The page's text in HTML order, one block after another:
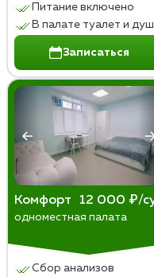
Питание включено
В палате туалет и душ
Записаться
Комфорт 12 000 ₽/
одноместная палата
Сбор анализов